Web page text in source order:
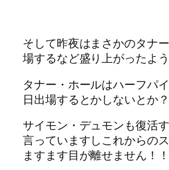
そして昨夜はまさかのタナ
場するなど盛り上がったよう
タナー・ホールはハーフパ
日出場するとかしないとか
サイモン・デュモンも復活
言っていますしこれからの
ますます目が離せません！！